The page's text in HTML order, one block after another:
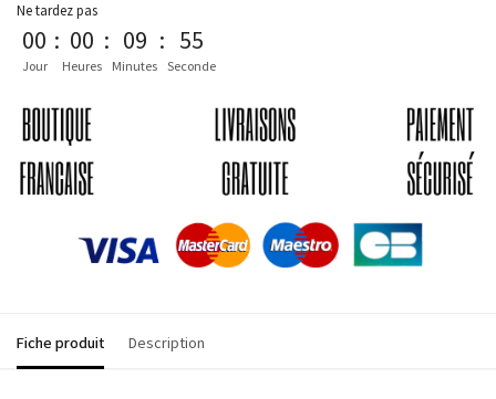
Ne tardez pas
00
Jour
: 00
Heures
: 09
Minutes
: 54
Seconde
Fiche produit Description